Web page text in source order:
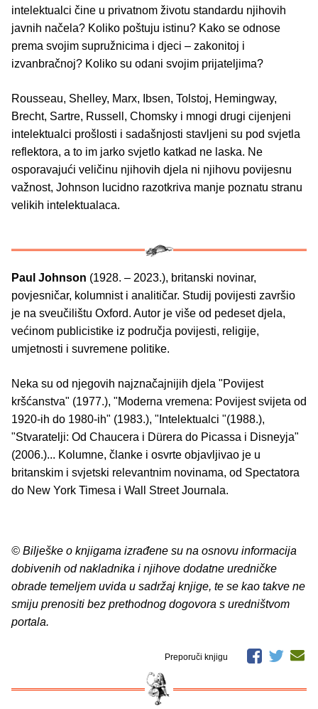
intelektualci čine u privatnom životu standardu njihovih
javnih načela? Koliko poštuju istinu? Kako se odnose
prema svojim supružnicima i djeci – zakonitoj i
izvanbračnoj? Koliko su odani svojim prijateljima?
Rousseau, Shelley, Marx, Ibsen, Tolstoj, Hemingway,
Brecht, Sartre, Russell, Chomsky i mnogi drugi cijenjeni
intelektualci prošlosti i sadašnjosti stavljeni su pod svjetla
reflektora, a to im jarko svjetlo katkad ne laska. Ne
osporavajući veličinu njihovih djela ni njihovu povijesnu
važnost, Johnson lucidno razotkriva manje poznatu stranu
velikih intelektualaca.
Paul Johnson (1928. – 2023.), britanski novinar,
povjesničar, kolumnist i analitičar. Studij povijesti završio
je na sveučilištu Oxford. Autor je više od pedeset djela,
većinom publicistike iz područja povijesti, religije,
umjetnosti i suvremene politike.
Neka su od njegovih najznačajnijih djela "Povijest
kršćanstva" (1977.), "Moderna vremena: Povijest svijeta od
1920-ih do 1980-ih" (1983.), "Intelektualci "(1988.),
"Stvaratelji: Od Chaucera i Dürera do Picassa i Disneyja"
(2006.)... Kolumne, članke i osvrte objavljivao je u
britanskim i svjetski relevantnim novinama, od Spectatora
do New York Timesa i Wall Street Journala.
© Bilješke o knjigama izrađene su na osnovu informacija
dobivenih od nakladnika i njihove dodatne uredničke
obrade temeljem uvida u sadržaj knjige, te se kao takve ne
smiju prenositi bez prethodnog dogovora s uredništvom
portala.
Preporuči knjigu